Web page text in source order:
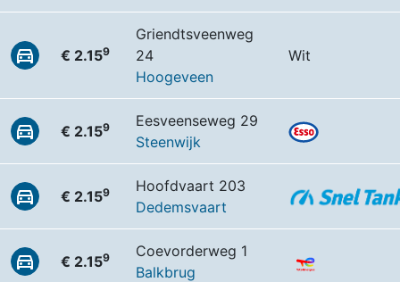
€ 2.159
Griendtsveenweg
24
Hoogeveen
Wit
€ 2.159
Eesveenseweg 29
Steenwijk
€ 2.159
Hoofdvaart 203
Dedemsvaart
€ 2.159
Coevorderweg 1
Balkbrug